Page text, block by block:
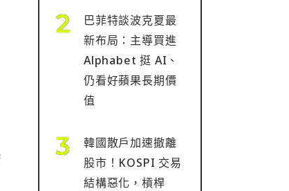
巴菲特談波克夏最
新布局：主導買進
Alphabet 挺 AI、
仍看好蘋果長期價
值
韓國散戶加速撤離
股市！KOSPI 交易
結構惡化，槓桿